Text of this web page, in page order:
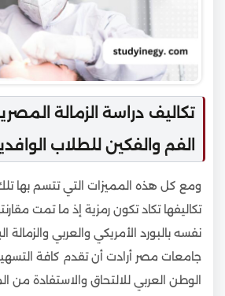
تكاليف دراسة الزمالة
الفم والفكين للطلاب
ومع كل هذه المميزات التي تتسم بها تلك
تكاليفها تكاد تكون رمزية إذ ما تمت
نفسه بالبورد الأمريكي والعربي والزمالة
جامعات مصر أرادت أن تقدم كافة
الوطن العربي للالتحاق والاستفادة من